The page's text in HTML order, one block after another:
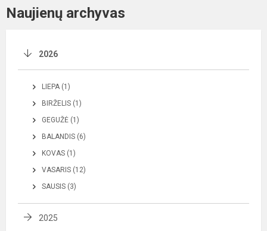
Naujienų archyvas
2026
LIEPA (1)
BIRŽELIS (1)
GEGUŽĖ (1)
BALANDIS (6)
KOVAS (1)
VASARIS (12)
SAUSIS (3)
2025